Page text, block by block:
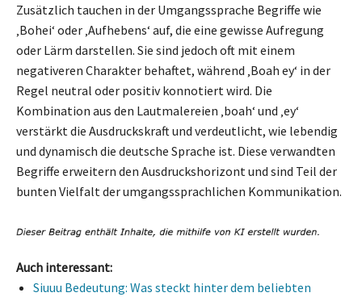
Zusätzlich tauchen in der Umgangssprache Begriffe wie
‚Bohei‘ oder ‚Aufhebens‘ auf, die eine gewisse Aufregung
oder Lärm darstellen. Sie sind jedoch oft mit einem
negativeren Charakter behaftet, während ‚Boah ey‘ in der
Regel neutral oder positiv konnotiert wird. Die
Kombination aus den Lautmalereien ‚boah‘ und ‚ey‘
verstärkt die Ausdruckskraft und verdeutlicht, wie lebendig
und dynamisch die deutsche Sprache ist. Diese verwandten
Begriffe erweitern den Ausdruckshorizont und sind Teil der
bunten Vielfalt der umgangssprachlichen Kommunikation.
Auch interessant:
Siuuu Bedeutung: Was steckt hinter dem beliebten